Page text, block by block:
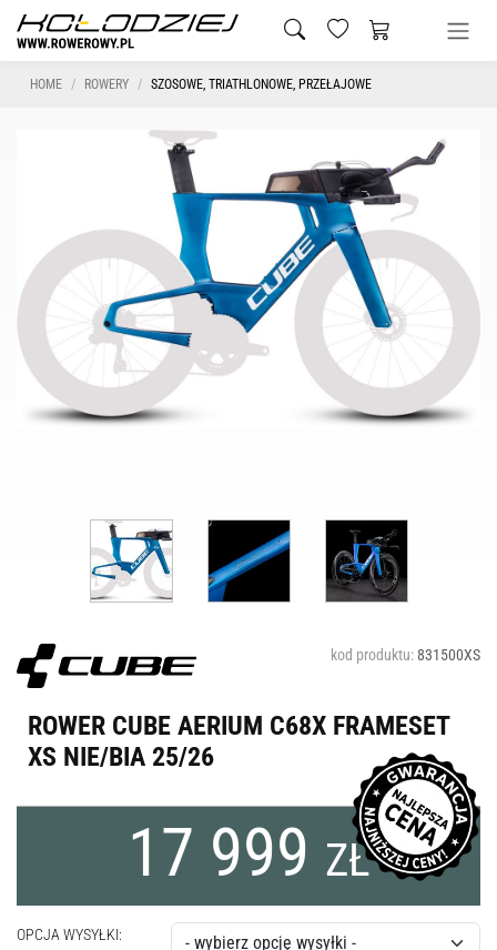
HOME ROWERY SZOSOWE, TRIATHLONOWE, PRZEŁAJOWE
kod produktu:831500XS
ROWER CUBE AERIUM C68X FRAMESET
XS NIE/BIA 25/26
17 999 ZŁ
OPCJA WYSYŁKI: